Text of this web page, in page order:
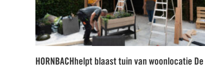
HORNBACHhelpt blaast tuin van woonlocatie De